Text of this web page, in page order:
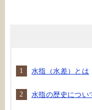
水指（水差）とは
水指の歴史につい